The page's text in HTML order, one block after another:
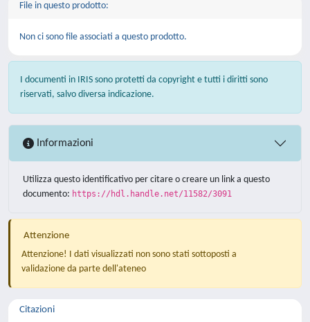
File in questo prodotto:
Non ci sono file associati a questo prodotto.
I documenti in IRIS sono protetti da copyright e tutti i diritti sono
riservati, salvo diversa indicazione.
Informazioni
Utilizza questo identificativo per citare o creare un link a questo
documento: https://hdl.handle.net/11582/3091
Attenzione
Attenzione! I dati visualizzati non sono stati sottoposti a
validazione da parte dell'ateneo
Citazioni